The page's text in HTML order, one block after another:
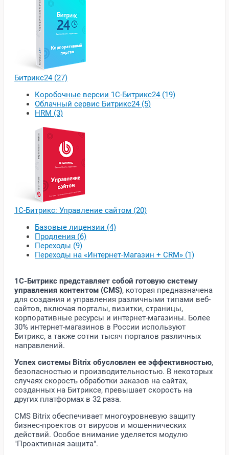
Битрикс24 (27)
Коробочные версии 1С-Битрикс24 (19)
Облачный сервис Битрикс24 (5)
HRM (3)
1С-Битрикс: Управление сайтом (20)
Базовые лицензии (4)
Продления (6)
Переходы (9)
Переходы на «Интернет-Магазин + CRM» (1)
1С-Битрикс представляет собой готовую систему
управления контентом (CMS), которая предназначена
для создания и управления различными типами веб-
сайтов, включая порталы, визитки, страницы,
корпоративные ресурсы и интернет-магазины. Более
30% интернет-магазинов в России используют
Битрикс, а также сотни тысяч порталов различных
направлений.
Успех системы Bitrix обусловлен ее эффективностью,
безопасностью и производительностью. В некоторых
случаях скорость обработки заказов на сайтах,
созданных на Битриксе, превышает скорость на
других платформах в 32 раза.
CMS Bitrix обеспечивает многоуровневую защиту
бизнес-проектов от вирусов и мошеннических
действий. Особое внимание уделяется модулю
"Проактивная защита".